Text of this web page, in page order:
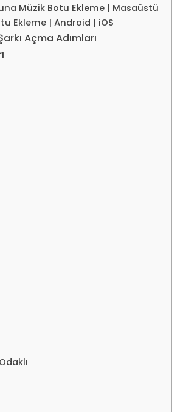
Müzik Botu Ekleme | Masaüstü
Ekleme | Android | iOS
Açma Adımları